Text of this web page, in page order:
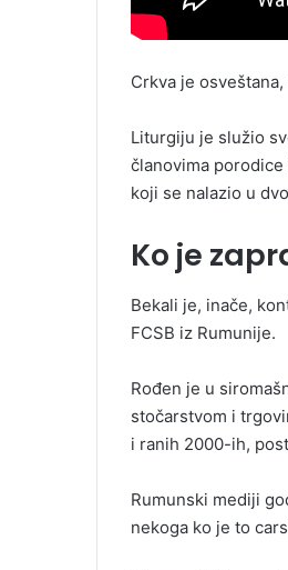
Crkva јe
Liturgiju јe služio
članovima porodice
koјi se nalazio u
Ko je
Bekali je, inače,
FCSB iz Rumunije.
Rođen je u
stočarstvom i
i ranih 2000-ih,
Rumunski mediji
nekoga ko je to